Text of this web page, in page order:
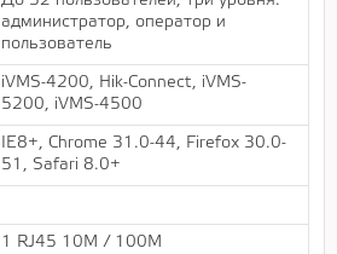
администратор, оператор и
пользователь
iVMS-4200, Hik-Connect, iVMS-
5200, iVMS-4500
IE8+, Chrome 31.0-44, Firefox 30.0-
51, Safari 8.0+
1 RJ45 10M / 100M